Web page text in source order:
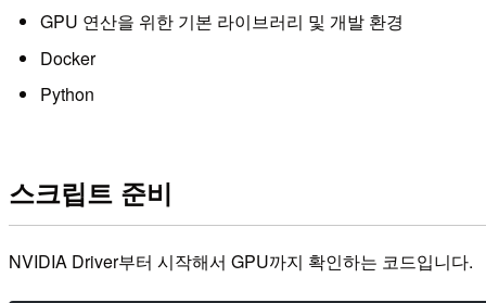
GPU 연산을 위한 기본 라이브러리 및 개발 환경
Docker
Python
스크립트 준비
NVIDIA Driver부터 시작해서 GPU까지 확인하는 코드입니다.